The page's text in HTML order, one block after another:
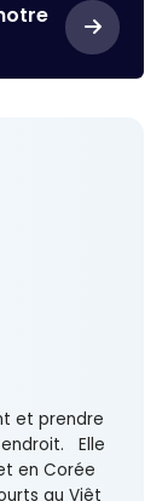
et prendre
Elle
en Corée
au Viêt